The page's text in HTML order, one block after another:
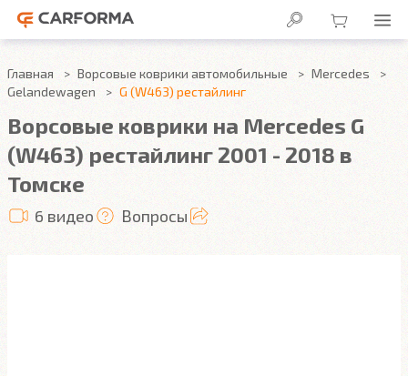
Главная Ворсовые коврики автомобильные
Mercedes
Gelandewagen
G (W463) рестайлинг
Ворсовые коврики на Mercedes G
(W463) рестайлинг 2001 - 2018 в
Томске
6 видео Вопросы